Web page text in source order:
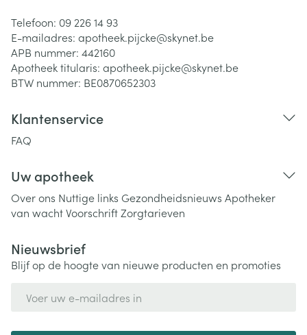
Telefoon: 09 226 14 93
E-mailadres: apotheek.pijcke@skynet.be
APB nummer: 442160
Apotheek titularis: apotheek.pijcke@skynet.be
BTW nummer: BE0870652303
Klantenservice
FAQ
Uw apotheek
Over ons Nuttige links Gezondheidsnieuws Apotheker
van wachtVoorschriftZorgtarieven
Nieuwsbrief
Blijf op de hoogte van nieuwe producten en promoties